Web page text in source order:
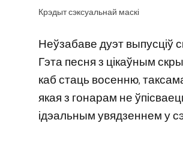
Крэдыт сэксуальнай маскі
Неўзабаве дуэт выпусціў
Гэта песня з цікаўным
каб стаць восенню,
якая з гонарам не
ідэальным увядзеннем у